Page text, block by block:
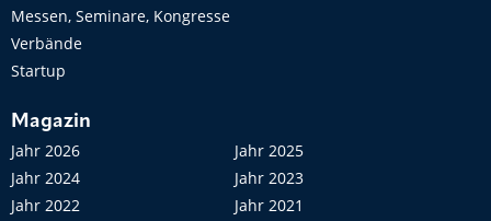
Messen, Seminare, Kongresse
Verbände
Startup
Magazin
Jahr 2026
Jahr 2025
Jahr 2024
Jahr 2023
Jahr 2022
Jahr 2021